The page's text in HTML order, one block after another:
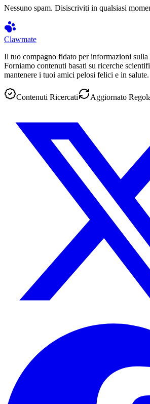
Nessuno spam. Disiscriviti in qualsiasi
Clawmate
Il tuo compagno fidato per informazioni
Forniamo contenuti basati su ricerche
mantenere i tuoi amici pelosi felici e in salute.
Contenuti Ricercati Aggiornato